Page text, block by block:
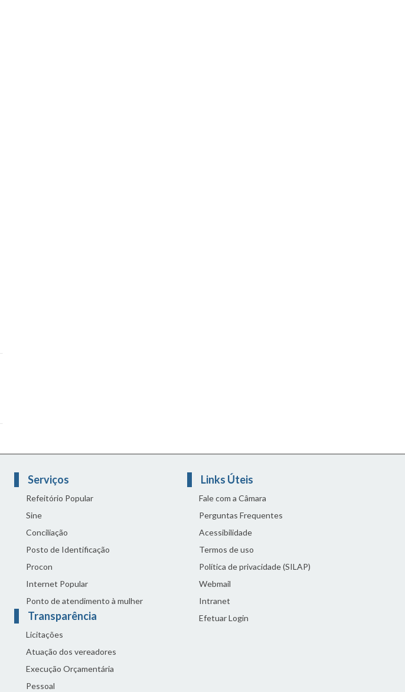
Serviços
Refeitório Popular
Sine
Conciliação
Posto de Identificação
Procon
Internet Popular
Ponto de atendimento à mulher
Transparência
Licitações
Atuação dos vereadores
Execução Orçamentária
Pessoal
Links Úteis
Fale com a Câmara
Perguntas Frequentes
Acessibilidade
Termos de uso
Política de privacidade (SILAP)
Webmail
Intranet
Efetuar Login